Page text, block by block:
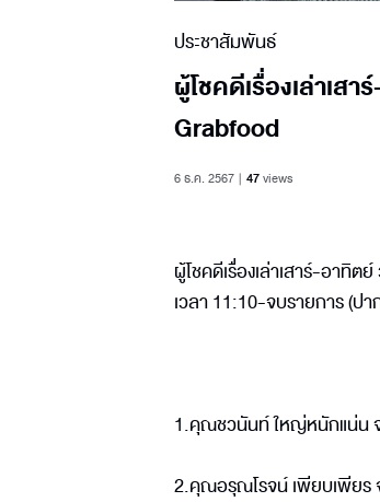
ประชาสัมพันธ์
ผู้โชคดีเรื่องเล่าเส
Grabfood
6 ธ.ค. 2567 47views
ผู้โชคดีเรื่องเล่าเสาร์-อาทิ
เวลา 11:10-จบรายการ (
1.คุณชวนันท์ ใหญ่หนักแน่น
2.คุณอรุณโรจน์ เพียบเพียร